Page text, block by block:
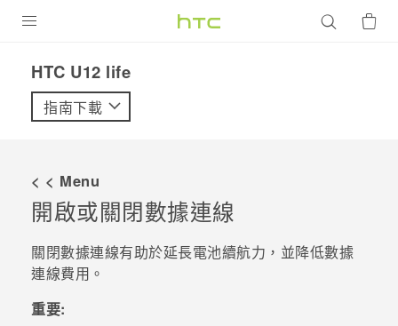
VIVE
優惠專區
焦點訊息
銷售門市
HTC U12 life‎
指南下載
< < Menu
開啟或關閉數據連線
關閉數據連線有助於延長電池續航力，並降低數據
連線費用。
重要: